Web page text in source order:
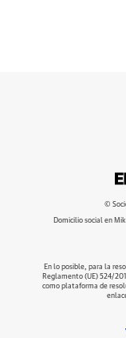
©
Domicilio social en
En lo posible, para la
Reglamento (UE) 524/
como plataforma de